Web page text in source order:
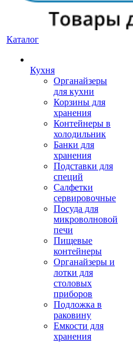
Каталог
Кухня
Органайзеры
для кухни
Корзины для
хранения
Контейнеры в
холодильник
Банки для
хранения
Подставки для
специй
Салфетки
сервировочные
Посуда для
микроволновой
печи
Пищевые
контейнеры
Органайзеры и
лотки для
столовых
приборов
Подложка в
раковину
Емкости для
хранения